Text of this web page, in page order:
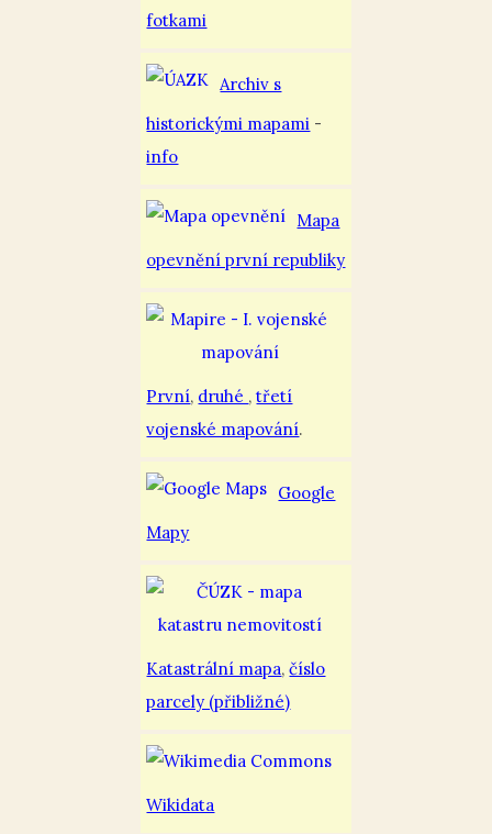
fotkami
Archiv s
historickými mapami -
info
Mapa
opevnění první republiky
První, druhé ,třetí
vojenské mapování.
Google
Mapy
Katastrální mapa,číslo
parcely (přibližné)
Wikidata